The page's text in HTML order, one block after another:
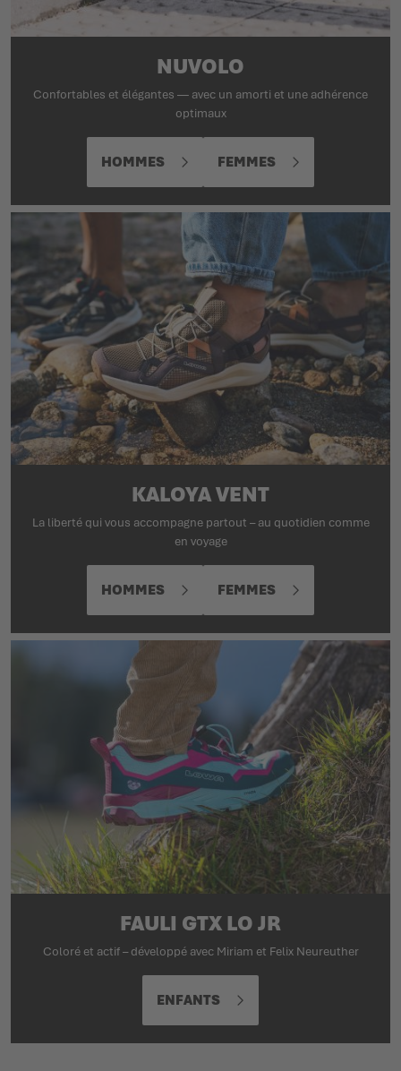
NUVOLO
Confortables et élégantes — avec un amorti et une adhérence
optimaux
HOMMES FEMMES
KALOYA VENT
La liberté qui vous accompagne partout – au quotidien comme
en voyage
HOMMES FEMMES
FAULI GTX LO JR
Coloré et actif – développé avec Miriam et Felix Neureuther
ENFANTS